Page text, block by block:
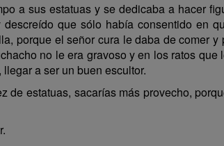
a sus estatuas y se dedicaba a hacer
que sólo había consentido en
porque el señor cura le daba de comer
no le era gravoso y en los ratos
a ser un buen escultor.
estatuas, sacarías más provecho,